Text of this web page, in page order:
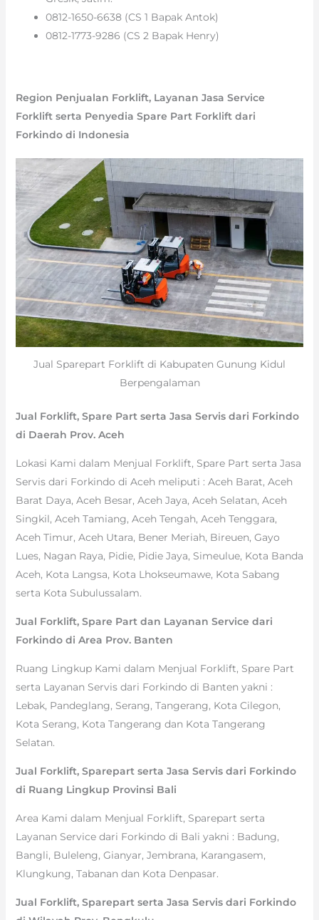
0812-1650-6638 (CS 1 Bapak Antok)
0812-1773-9286 (CS 2 Bapak Henry)
Region Penjualan Forklift, Layanan Jasa Service
Forklift serta Penyedia Spare Part Forklift dari
Forkindo di Indonesia
Jual Sparepart Forklift di Kabupaten Gunung Kidul
Berpengalaman
Jual Forklift, Spare Part serta Jasa Servis dari Forkindo
di Daerah Prov. Aceh
Lokasi Kami dalam Menjual Forklift, Spare Part serta Jasa
Servis dari Forkindo di Aceh meliputi : Aceh Barat, Aceh
Barat Daya, Aceh Besar, Aceh Jaya, Aceh Selatan, Aceh
Singkil, Aceh Tamiang, Aceh Tengah, Aceh Tenggara,
Aceh Timur, Aceh Utara, Bener Meriah, Bireuen, Gayo
Lues, Nagan Raya, Pidie, Pidie Jaya, Simeulue, Kota Banda
Aceh, Kota Langsa, Kota Lhokseumawe, Kota Sabang
serta Kota Subulussalam.
Jual Forklift, Spare Part dan Layanan Service dari
Forkindo di Area Prov. Banten
Ruang Lingkup Kami dalam Menjual Forklift, Spare Part
serta Layanan Servis dari Forkindo di Banten yakni :
Lebak, Pandeglang, Serang, Tangerang, Kota Cilegon,
Kota Serang, Kota Tangerang dan Kota Tangerang
Selatan.
Jual Forklift, Sparepart serta Jasa Servis dari Forkindo
di Ruang Lingkup Provinsi Bali
Area Kami dalam Menjual Forklift, Sparepart serta
Layanan Service dari Forkindo di Bali yakni : Badung,
Bangli, Buleleng, Gianyar, Jembrana, Karangasem,
Klungkung, Tabanan dan Kota Denpasar.
Jual Forklift, Sparepart serta Jasa Servis dari Forkindo